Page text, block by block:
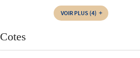
VOIR PLUS (4)
Cotes